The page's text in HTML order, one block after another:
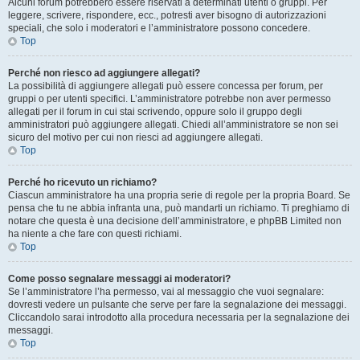
Alcuni forum potrebbero essere riservati a determinati utenti o gruppi. Per
leggere, scrivere, rispondere, ecc., potresti aver bisogno di autorizzazioni
speciali, che solo i moderatori e l’amministratore possono concedere.
Top
Perché non riesco ad aggiungere allegati?
La possibilità di aggiungere allegati può essere concessa per forum, per
gruppi o per utenti specifici. L’amministratore potrebbe non aver permesso
allegati per il forum in cui stai scrivendo, oppure solo il gruppo degli
amministratori può aggiungere allegati. Chiedi all’amministratore se non sei
sicuro del motivo per cui non riesci ad aggiungere allegati.
Top
Perché ho ricevuto un richiamo?
Ciascun amministratore ha una propria serie di regole per la propria Board. Se
pensa che tu ne abbia infranta una, può mandarti un richiamo. Ti preghiamo di
notare che questa è una decisione dell’amministratore, e phpBB Limited non
ha niente a che fare con questi richiami.
Top
Come posso segnalare messaggi ai moderatori?
Se l’amministratore l’ha permesso, vai al messaggio che vuoi segnalare:
dovresti vedere un pulsante che serve per fare la segnalazione dei messaggi.
Cliccandolo sarai introdotto alla procedura necessaria per la segnalazione dei
messaggi.
Top